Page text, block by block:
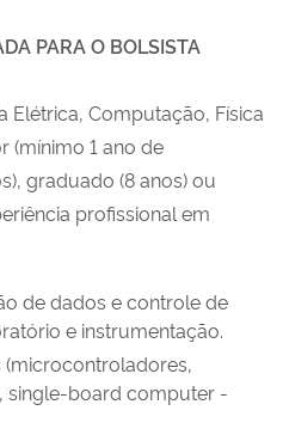
PARA O BOLSISTA
Elétrica, Computação, Física
(mínimo 1 ano de
graduado (8 anos) ou
profissional em
de dados e controle de
e instrumentação.
single-board computer -